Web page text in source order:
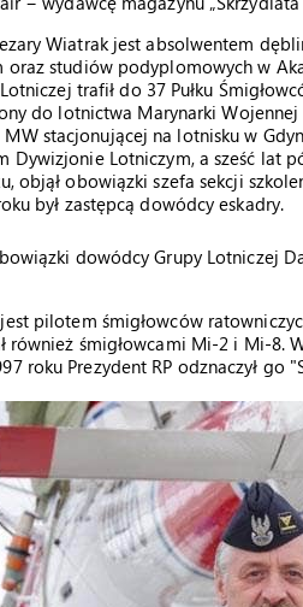
Wiatrak jest absolwentem
oraz studiów podyplomowych w
trafił do 37 Pułku
do lotnictwa Marynarki Wojennej
stacjonującej na lotnisku w
Dywizjonie Lotniczym, a sześć lat
objął obowiązki szefa sekcji
był zastępcą dowódcy eskadry.
dowódcy Grupy Lotniczej
pilotem śmigłowców
również śmigłowcami Mi-2 i Mi-8.
roku Prezydent RP odznaczył go